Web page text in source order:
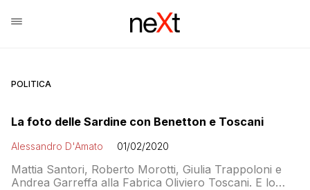
POLITICA
La foto delle Sardine con Benetton e Toscani
Alessandro D'Amato 01/02/2020
Mattia Santori, Roberto Morotti, Giulia Trappoloni e
Andrea Garreffa alla Fabrica Oliviero Toscani. E lo